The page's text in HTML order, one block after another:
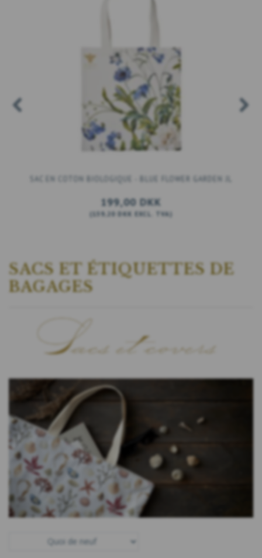
SAC EN COTON BIOLOGIQUE - BLUE FLOWER GARDEN JL
199,00 DKK
159,20 DKK EXCL. TVA)
SACS ET ÉTIQUETTES DE
BAGAGES